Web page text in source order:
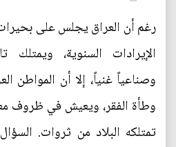
رغم أن العراق يجلس على
الإيرادات السنوية، ويمتلك
وصناعياً غنياً، إلا أن المواطن
وطأة الفقر، ويعيش في ظروف
تمتلكه البلاد من ثروات.